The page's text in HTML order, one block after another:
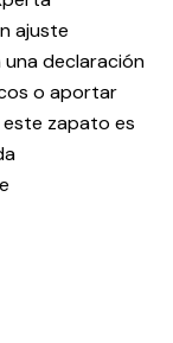
ajuste
declaración
o aportar
zapato es